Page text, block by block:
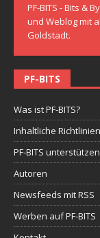
PF-BITS - Bits &
und Weblog mit
Goldstadt.
PF-BITS
Was ist PF-BITS?
Inhaltliche Richtlinien
PF-BITS unterstützen
Autoren
Newsfeeds mit RSS
Werben auf PF-BITS